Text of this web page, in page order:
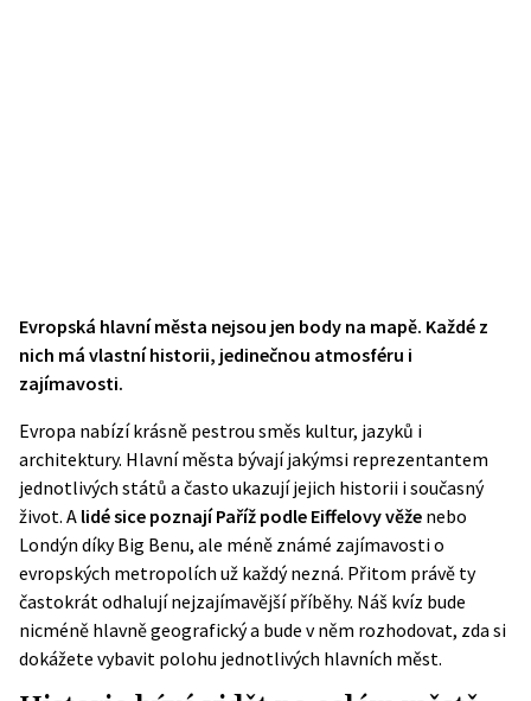
Evropská hlavní města nejsou jen body na mapě. Každé z
nich má vlastní historii, jedinečnou atmosféru i
zajímavosti.
Evropa nabízí krásně pestrou směs kultur, jazyků i
architektury. Hlavní města bývají jakýmsi reprezentantem
jednotlivých států a často ukazují jejich historii i současný
život. A lidé sice poznají Paříž podle Eiffelovy věže nebo
Londýn díky Big Benu, ale méně známé zajímavosti o
evropských metropolích už každý nezná. Přitom právě ty
častokrát odhalují nejzajímavější příběhy. Náš kvíz bude
nicméně hlavně geografický a bude v něm rozhodovat, zda si
dokážete vybavit polohu jednotlivých hlavních měst.